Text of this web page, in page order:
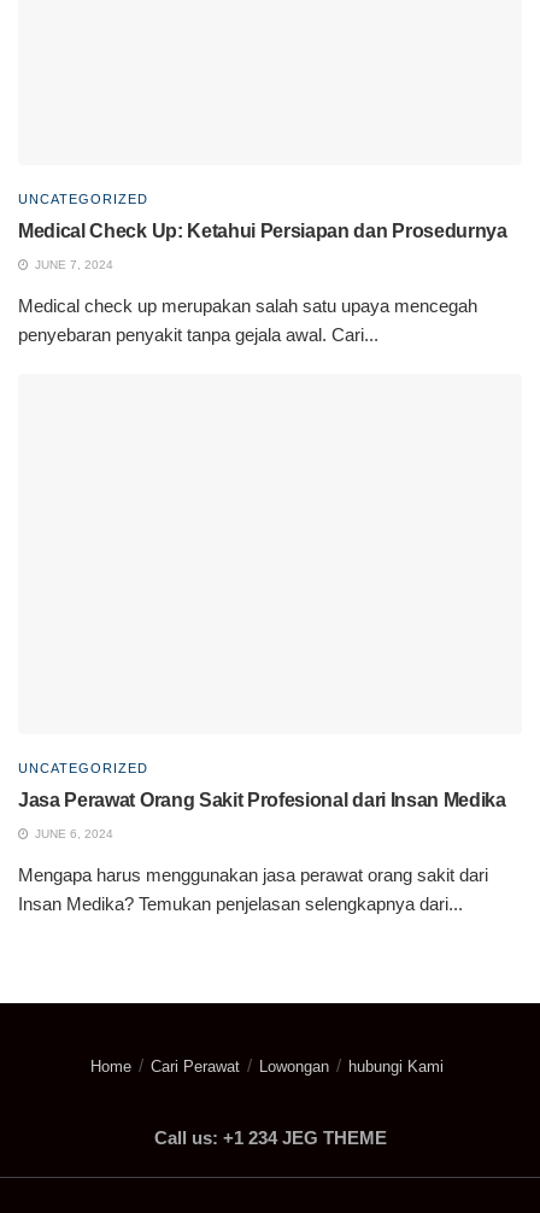
UNCATEGORIZED
Medical Check Up: Ketahui Persiapan dan Prosedurnya
JUNE 7, 2024
Medical check up merupakan salah satu upaya mencegah
penyebaran penyakit tanpa gejala awal. Cari...
UNCATEGORIZED
Jasa Perawat Orang Sakit Profesional dari Insan Medika
JUNE 6, 2024
Mengapa harus menggunakan jasa perawat orang sakit dari
Insan Medika? Temukan penjelasan selengkapnya dari...
Home Cari Perawat Lowongan hubungi Kami
Call us: +1 234 JEG THEME